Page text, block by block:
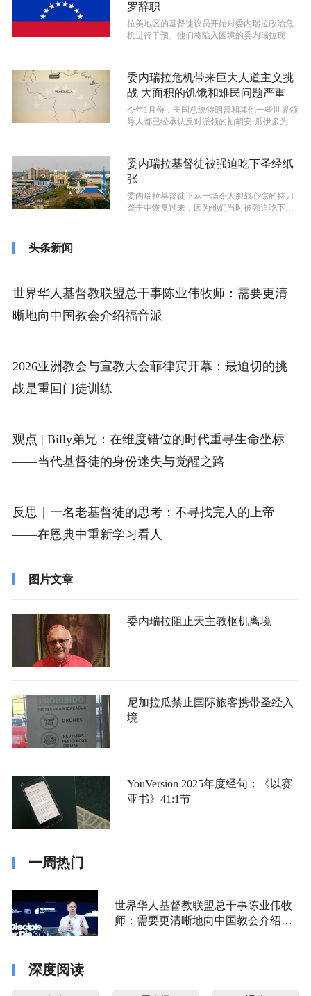
罗辞职
拉美地区的基督徒议员开始对委内瑞拉政治危
机进行干预。他们将陷入困境的委内瑞拉现任
委内瑞拉危机带来巨大人道主义挑
战 大面积的饥饿和难民问题严重
今年1月份，美国总统特朗普和其他一些世界领
导人都已经承认反对派领的袖胡安·瓜伊多为委
委内瑞拉基督徒被强迫吃下圣经纸
张
委内瑞拉基督徒正从一场令人胆战心惊的持刀
袭击中恢复过来，因为他们当时被强迫吃下圣
头条新闻
世界华人基督教联盟总干事陈业伟牧师：需要更清
晰地向中国教会介绍福音派
2026亚洲教会与宣教大会菲律宾开幕：最迫切的挑
战是重回门徒训练
观点 | Billy弟兄：在维度错位的时代重寻生命坐标
——当代基督徒的身份迷失与觉醒之路
反思｜一名老基督徒的思考：不寻找完人的上帝
——在恩典中重新学习看人
图片文章
委内瑞拉阻止天主教枢机离境
尼加拉瓜禁止国际旅客携带圣经入
境
YouVersion 2025年度经句：《以赛
亚书》41:1节
一周热门
世界华人基督教联盟总干事陈业伟牧
师：需要更清晰地向中国教会介绍福
深度阅读